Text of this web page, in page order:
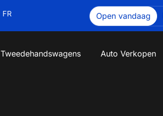
FR Open vandaag
Tweedehandswagens Auto Verkopen